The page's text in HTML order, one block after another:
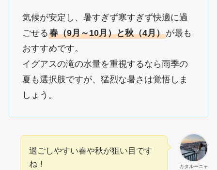
気候が安定し、暑すぎず寒すぎず快適に過
ごせる春（9月～10月）と秋（4月）が最も
おすすめです。
イグアスの滝の水量を重視するなら雨季の
夏も選択肢ですが、猛烈な暑さは覚悟しま
しょう。
カタルーニャ
過ごしやすい春や秋が狙い目です
ね！